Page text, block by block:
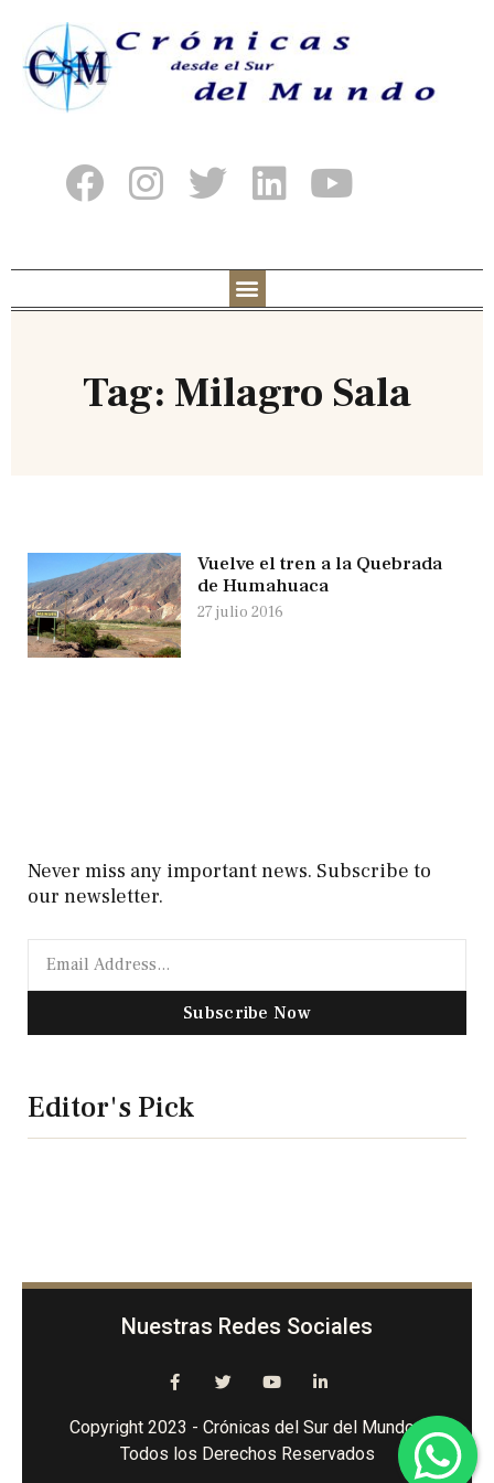
Tag: Milagro Sala
Vuelve el tren a la Quebrada
de Humahuaca
27 julio 2016
Never miss any important news. Subscribe to
our newsletter.
Subscribe Now
Editor's Pick
Nuestras Redes Sociales
Copyright 2023 - Crónicas del Sur del Mundo -
Todos los Derechos Reservados